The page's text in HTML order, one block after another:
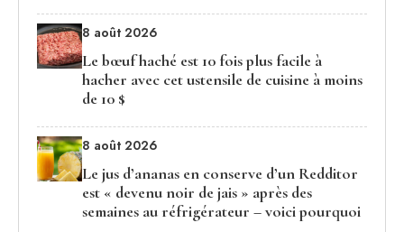
8 août 2026
Le bœuf haché est 10 fois plus facile à
hacher avec cet ustensile de cuisine à moins
de 10 $
8 août 2026
Le jus d’ananas en conserve d’un Redditor
est « devenu noir de jais » après des
semaines au réfrigérateur – voici pourquoi